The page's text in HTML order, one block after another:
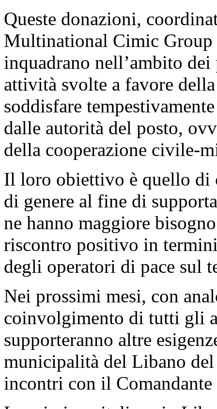
Queste donazioni,
Multinational Cimic
inquadrano nell’ambito
attività svolte a favore
soddisfare
dalle autorità del posto,
della cooperazione civile-
Il loro obiettivo è quello di
di genere al fine di
ne hanno maggiore
riscontro positivo in
degli operatori di pace sul
Nei prossimi mesi, con
coinvolgimento di tutti gli
supporteranno altre
municipalità del Libano
incontri con il